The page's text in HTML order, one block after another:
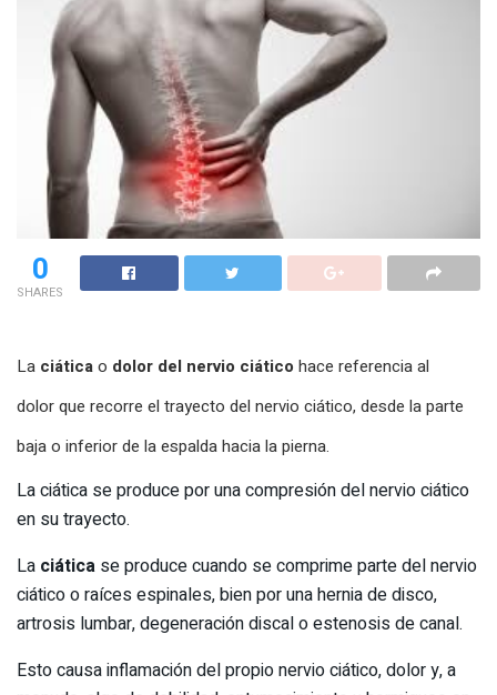
0
SHARES
La ciáticao dolor del nervio ciático hace referencia al
dolor que recorre el trayecto del nervio ciático, desde la parte
baja o inferior de la espalda hacia la pierna.
La ciática se produce por una compresión del nervio ciático
en su trayecto.
La ciática se produce cuando se comprime parte del nervio
ciático o raíces espinales, bien por una hernia de disco,
artrosis lumbar, degeneración discal o estenosis de canal.
Esto causa inflamación del propio nervio ciático, dolor y, a